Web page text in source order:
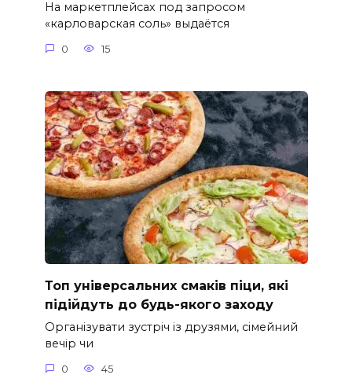
На маркетплейсах под запросом
«карловарская соль» выдаётся
0 15
Топ універсальних смаків піци, які
підійдуть до будь-якого заходу
Організувати зустріч із друзями, сімейний
вечір чи
0 45